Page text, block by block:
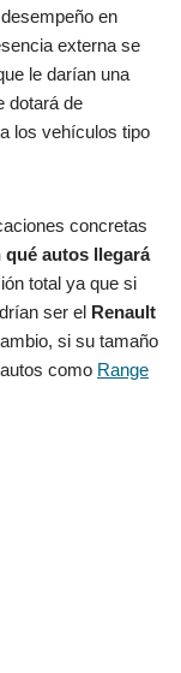
en
externa se
le darían una
dotará de
los vehículos tipo
concretas
qué autos llegará
total ya que si
ser el Renault
si su tamaño
como Range